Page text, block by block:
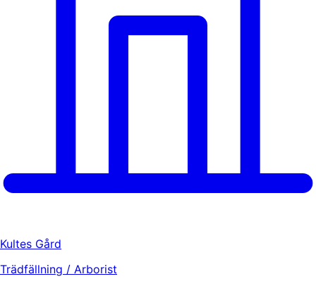
Kultes Gård
Trädfällning / Arborist